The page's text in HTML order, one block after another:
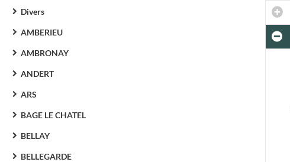
Divers
AMBERIEU
AMBRONAY
ANDERT
ARS
BAGE LE CHATEL
BELLAY
BELLEGARDE